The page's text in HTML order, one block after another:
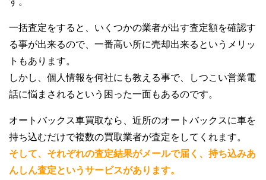
30代男性
一括査定をすると、いくつかの業者が出す査定額を確認す
る事が出来るので、一番高い所に売却出来るというメリッ
トもあります。
しかし、個人情報を何社にも教える事で、しつこい営業電
話に悩まされるという困った一面もあるのです。
オートバックス車買取なら、近所のオートバックスに車を
持ち込むだけで複数の買取業者が査定をしてくれます。
そして、それぞれの査定結果がメールで届く、持ち込みあ
んしん査定というサービスがあります。